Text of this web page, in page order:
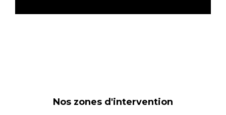
Nos zones d'intervention